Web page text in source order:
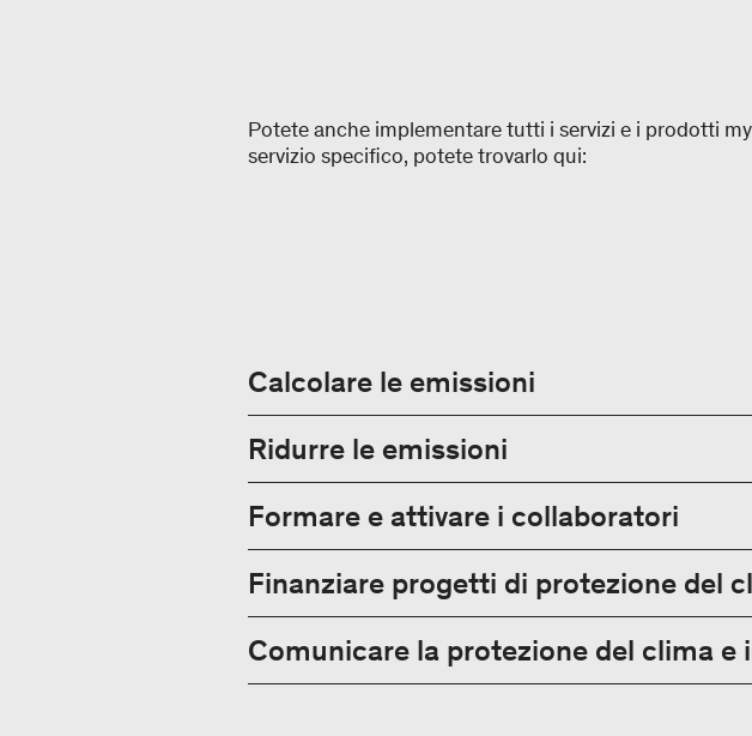
Potete anche implementare tutti i servizi e i prodotti
servizio specifico, potete trovarlo qui:
Calcolare le emissioni
Ridurre le emissioni
Formare e attivare i collaboratori
Finanziare progetti di protezione del
Comunicare la protezione del clima e